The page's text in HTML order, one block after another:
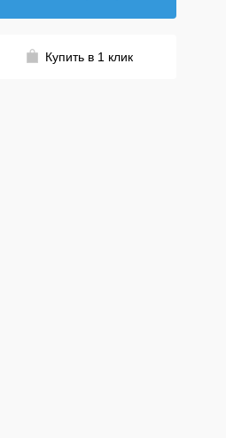
Купить в 1 клик